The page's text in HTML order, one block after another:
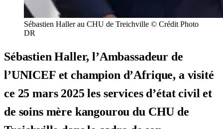
Sébastien Haller au CHU de Treichville © Crédit Photo
DR
Sébastien Haller, l’Ambassadeur de
l’UNICEF et champion d’Afrique, a visité
ce 25 mars 2025 les services d’état civil et
de soins mère kangourou du CHU de